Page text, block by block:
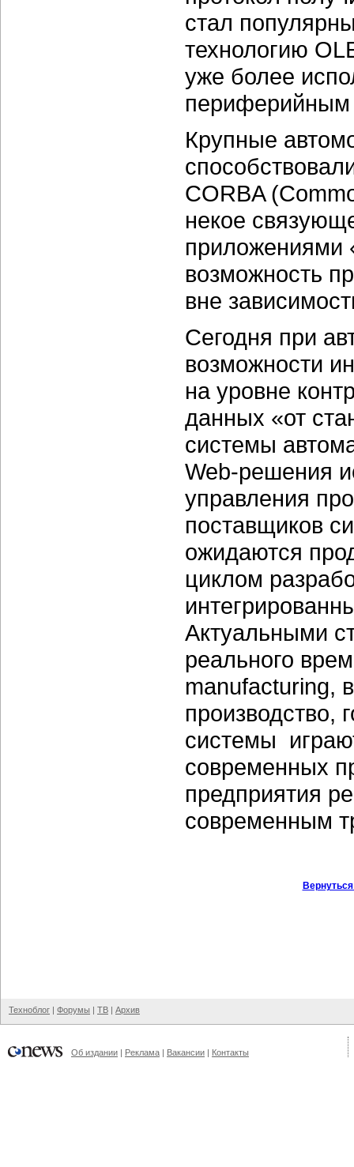
стал
технологию
уже более
периферийным
Крупные
CORBA
некое
приложениями
возможность
вне
Сегодня при
возможности
на уровне
данных «от
системы
Web-решения
управления
поставщиков
ожидаются
циклом
Актуальными
реального
manufacturing,
производство,
системы
современных
предприятия
современным
Техноблог | Форумы | ТВ | Архив
Об издании | Реклама | Вакансии | Контакты